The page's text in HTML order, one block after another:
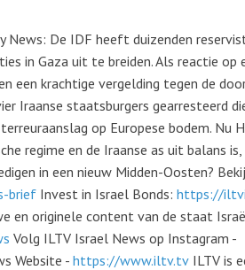
News: De IDF heeft duizenden
in Gaza uit te breiden. Als reactie
een krachtige vergelding tegen de
Iraanse staatsburgers gearresteerd
op Europese bodem. Nu
regime en de Iraanse as uit balans
in een nieuw Midden-Oosten?
brief Invest in Israel Bonds: https://
en originele content van de staat
Volg ILTV Israel News op Instagram -
Website - https://www.iltv.tv ILTV is